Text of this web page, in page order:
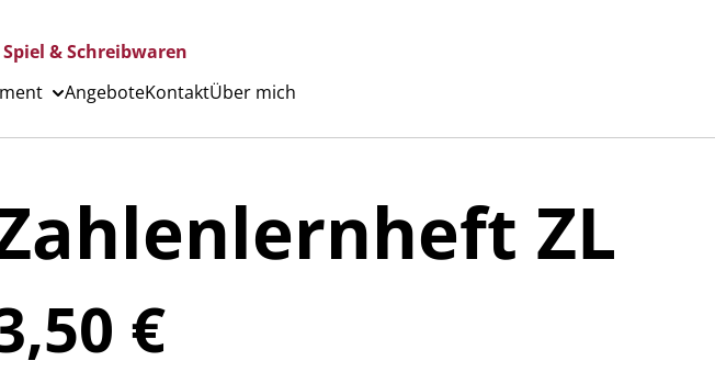
& Schreibwaren
AngeboteKontaktÜber mich
ZL
€